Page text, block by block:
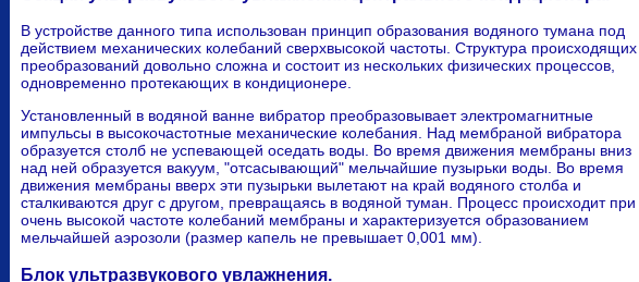
В устройстве данного типа использован принцип образования водяного тумана под
действием механических колебаний сверхвысокой частоты. Структура происходящих
преобразований довольно сложна и состоит из нескольких физических процессов,
одновременно протекающих в кондиционере.
Установленный в водяной ванне вибратор преобразовывает электромагнитные
импульсы в высокочастотные механические колебания. Над мембраной вибратора
образуется столб не успевающей оседать воды. Во время движения мембраны вниз
над ней образуется вакуум, "отсасывающий" мельчайшие пузырьки воды. Во время
движения мембраны вверх эти пузырьки вылетают на край водяного столба и
сталкиваются друг с другом, превращаясь в водяной туман. Процесс происходит при
очень высокой частоте колебаний мембраны и характеризуется образованием
мельчайшей аэрозоли (размер капель не превышает 0,001 мм).
Блок ультразвукового увлажнения.